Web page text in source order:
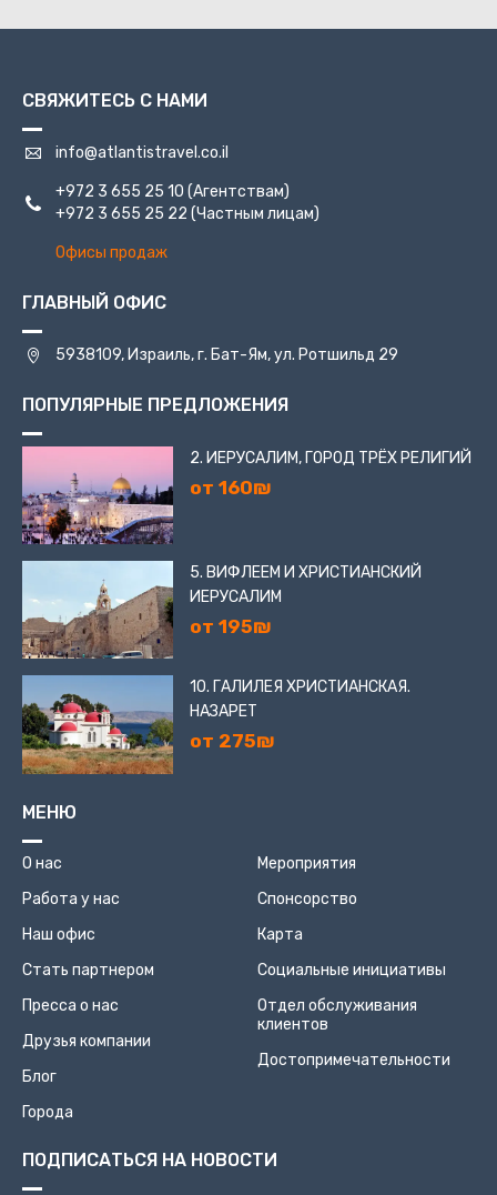
СВЯЖИТЕСЬ С НАМИ
info@atlantistravel.co.il
+972 3 655 25 10 (Агентствам)
+972 3 655 25 22 (Частным лицам)
Офисы продаж
ГЛАВНЫЙ ОФИС
5938109, Израиль, г. Бат-Ям, ул. Ротшильд 29
ПОПУЛЯРНЫЕ ПРЕДЛОЖЕНИЯ
2. ИЕРУСАЛИМ, ГОРОД ТРЁХ РЕЛИГИЙ
от 160₪
5. ВИФЛЕЕМ И ХРИСТИАНСКИЙ
ИЕРУСАЛИМ
от 195₪
10. ГАЛИЛЕЯ ХРИСТИАНСКАЯ.
НАЗАРЕТ
от 275₪
МЕНЮ
О нас
Работа у нас
Наш офис
Стать партнером
Пресса о нас
Друзья компании
Блог
Города
Мероприятия
Спонсорство
Карта
Социальные инициативы
Отдел обслуживания
клиентов
Достопримечательности
ПОДПИСАТЬСЯ НА НОВОСТИ